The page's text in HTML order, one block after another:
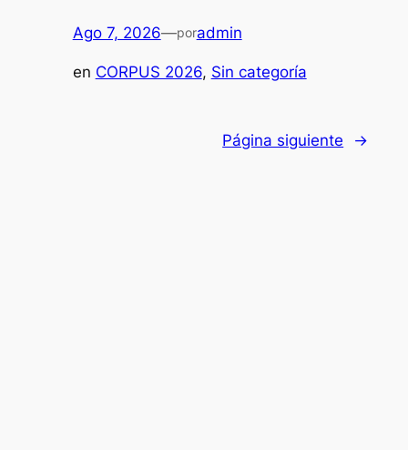
Ago 7, 2026—poradmin
en CORPUS 2026, Sin categoría
Página siguiente →